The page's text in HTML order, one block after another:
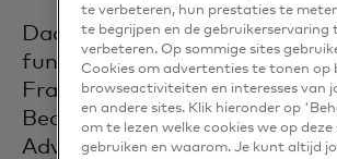
Daarvoor heeft Solveig
functies bekleed voor
Frankrijk, zoals Hoofd
Bedrijfsontwikkeling en
Advisors. Voordat ze in 2012
te verbeteren, hun prestaties te
te begrijpen en de gebruikerservaring
verbeteren. Op sommige sites
Cookies om advertenties te tonen op
browseactiviteiten en interesses van
en andere sites. Klik hieronder op
om te lezen welke cookies we op deze
gebruiken en waarom. Je kunt altijd